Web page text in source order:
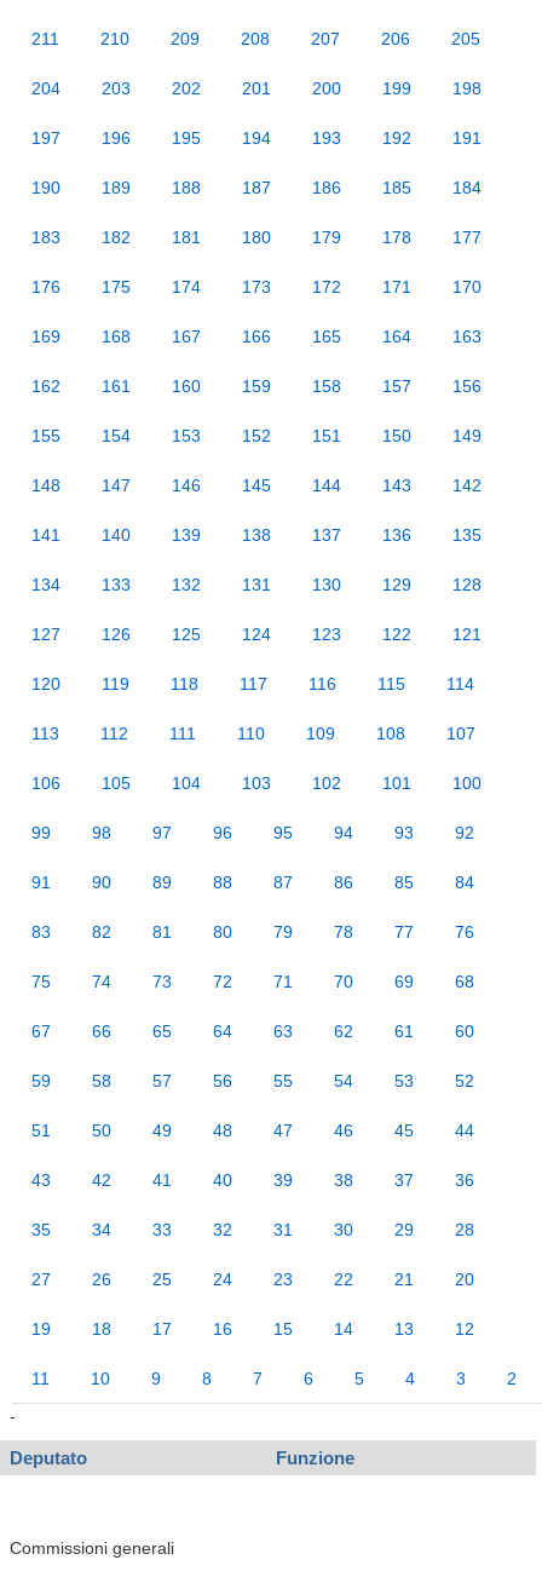
211 210 209 208 207 206 205
204 203 202 201 200 199 198
197 196 195 194 193 192 191
190 189 188 187 186 185 184
183 182 181 180 179 178 177
176 175 174 173 172 171 170
169 168 167 166 165 164 163
162 161 160 159 158 157 156
155 154 153 152 151 150 149
148 147 146 145 144 143 142
141 140 139 138 137 136 135
134 133 132 131 130 129 128
127 126 125 124 123 122 121
120 119 118 117 116 115 114
113 112 111 110 109 108 107
106 105 104 103 102 101 100
99 98 97 96 95 94 93 92
91 90 89 88 87 86 85 84
83 82 81 80 79 78 77 76
75 74 73 72 71 70 69 68
67 66 65 64 63 62 61 60
59 58 57 56 55 54 53 52
51 50 49 48 47 46 45 44
43 42 41 40 39 38 37 36
35 34 33 32 31 30 29 28
27 26 25 24 23 22 21 20
19 18 17 16 15 14 13 12
11 10 9 8 7 6 5 4 3
2
-
Deputato Funzione
Commissioni generali